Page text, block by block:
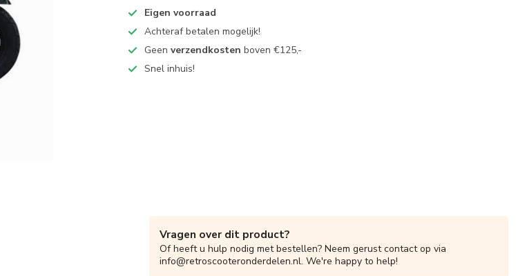
Eigen voorraad
Achteraf betalen mogelijk!
Geenverzendkosten boven €125,-
Snel inhuis!
Vragen over dit product?
Of heeft u hulp nodig met bestellen? Neem gerust contact op via
info@retroscooteronderdelen.nl. We're happy to help!